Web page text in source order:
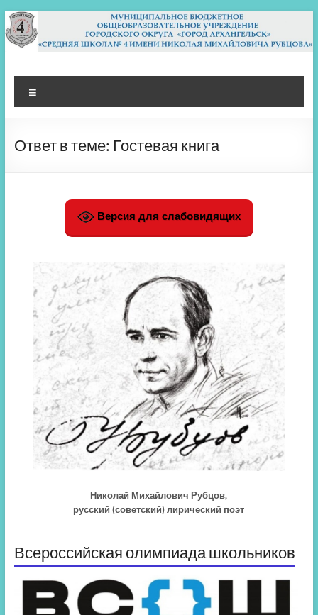
Перейти
к
содержимому
МБОУ СШ 4
Архангельск
Ответ в теме: Гостевая книга
Версия для слабовидящих
Николай Михайлович Рубцов,
русский (советский) лирический поэт
Всероссийская олимпиада школьников